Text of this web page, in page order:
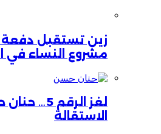
زين تستقبل
مشروع النساء في
لغز الرقم
الاستقالة